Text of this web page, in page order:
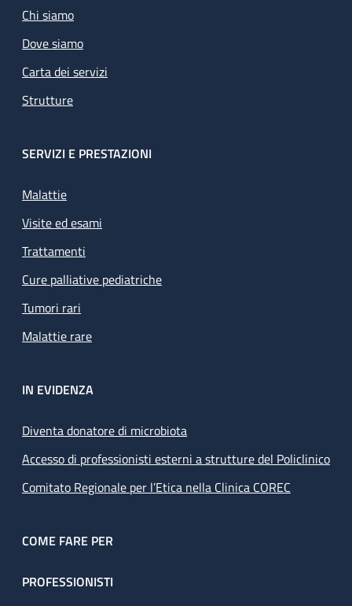
Chi siamo
Dove siamo
Carta dei servizi
Strutture
SERVIZI E PRESTAZIONI
Malattie
Visite ed esami
Trattamenti
Cure palliative pediatriche
Tumori rari
Malattie rare
IN EVIDENZA
Diventa donatore di microbiota
Accesso di professionisti esterni a strutture del Policlinico
Comitato Regionale per l’Etica nella Clinica COREC
COME FARE PER
PROFESSIONISTI